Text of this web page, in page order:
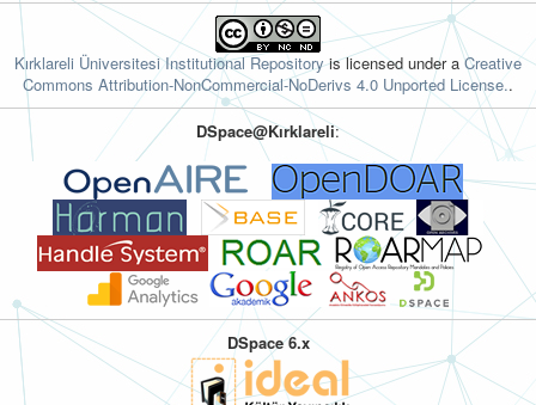
Kırklareli Üniversitesi Institutional Repositoryis licensed under aCreative
Commons Attribution-NonCommercial-NoDerivs 4.0 Unported License..
DSpace@Kırklareli:
DSpace 6.x